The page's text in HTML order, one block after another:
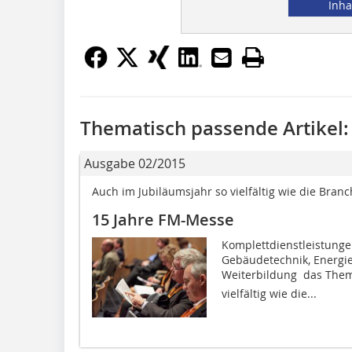
Thematisch passende Artikel:
Ausgabe 02/2015
Auch im Jubiläumsjahr so vielfältig wie die
15 Jahre FM-Messe
Gebäudetechnik,
Weiterbildung  das
vielfältig wie die...